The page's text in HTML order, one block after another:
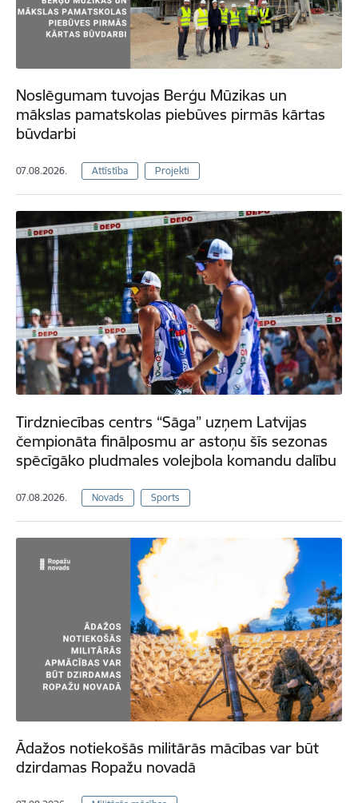
Noslēgumam tuvojas Berģu Mūzikas un
mākslas pamatskolas piebūves pirmās kārtas
būvdarbi
07.08.2026. Attīstība Projekti
Tirdzniecības centrs “Sāga” uzņem Latvijas
čempionāta finālposmu ar astoņu šīs sezonas
spēcīgāko pludmales volejbola komandu dalību
07.08.2026. Novads Sports
Ādažos notiekošās militārās mācības var būt
dzirdamas Ropažu novadā